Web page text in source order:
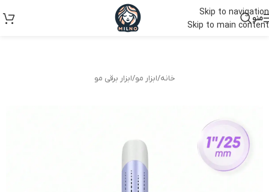
Skip to navigation
Skip to main content
منو
خانه/ابزار مو/ابزار برقی مو